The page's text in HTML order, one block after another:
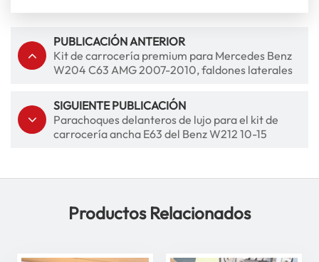
PUBLICACIÓN ANTERIOR
Kit de carrocería premium para Mercedes Benz
W204 C63 AMG 2007-2010, faldones laterales
SIGUIENTE PUBLICACIÓN
Parachoques delanteros de lujo para el kit de
carrocería ancha E63 del Benz W212 10-15
Productos Relacionados